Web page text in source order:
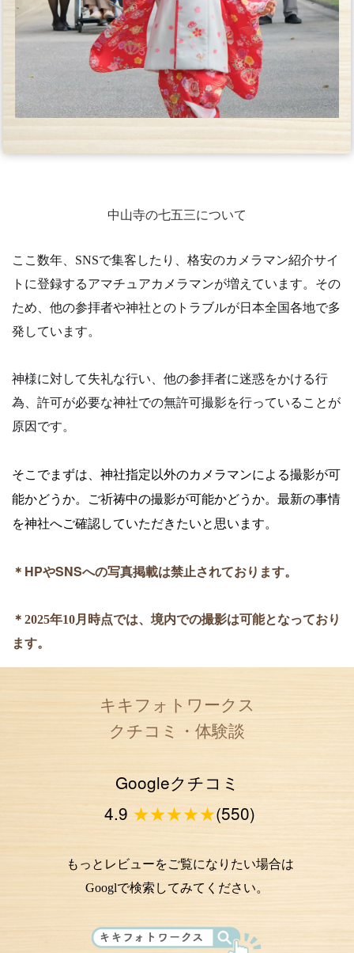
中山寺の七五三について
ここ数年、SNSで集客したり、格安のカメラマン紹介サイ
トに登録するアマチュアカメラマンが増えています。その
ため、他の参拝者や神社とのトラブルが日本全国各地で多
発しています。
神様に対して失礼な行い、他の参拝者に迷惑をかける行
為、許可が必要な神社での無許可撮影を行っていることが
原因です。
そこでまずは、神社指定以外のカメラマンによる撮影が可
能かどうか。 ご祈祷中の撮影が可能かどうか。 最新の事情
を神社へご確認していただきたいと思います。
＊HPやSNSへの写真掲載は禁止されております。
＊2025年10月時点では、境内での撮影は可能となっており
ます。
キキフォトワークス
クチコミ・体験談
Googleクチコミ
4.9 ★★★★★(550)
もっとレビューをご覧になりたい場合は
Googlで検索してみてください。